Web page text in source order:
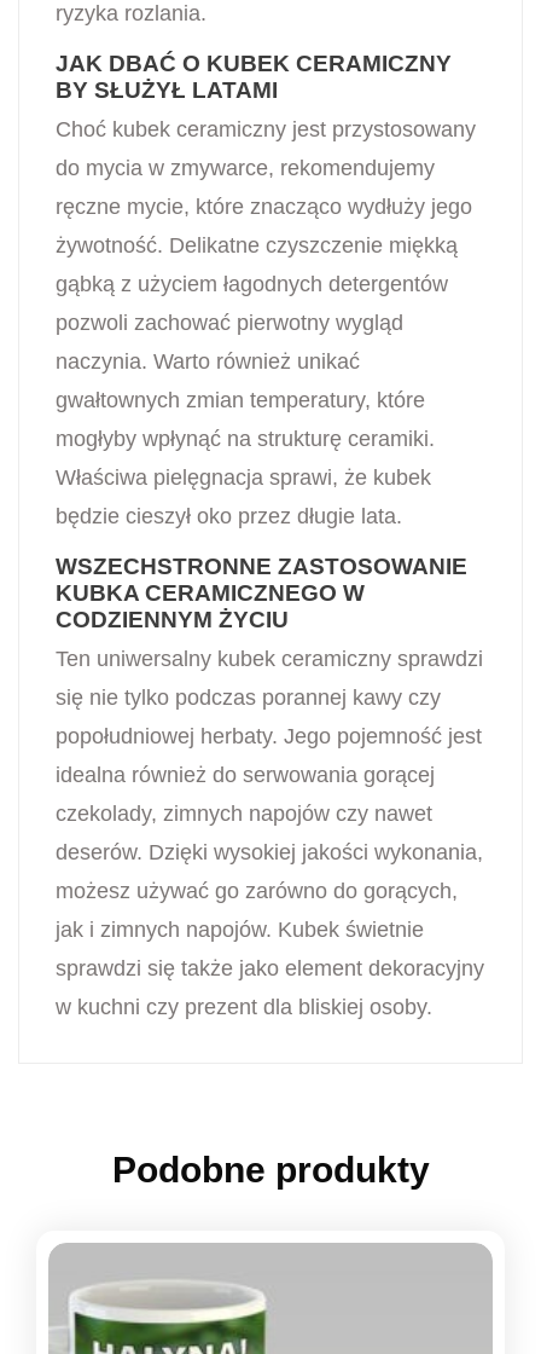
ryzyka rozlania.
JAK DBAĆ O KUBEK CERAMICZNY
BY SŁUŻYŁ LATAMI
Choć kubek ceramiczny jest przystosowany
do mycia w zmywarce, rekomendujemy
ręczne mycie, które znacząco wydłuży jego
żywotność. Delikatne czyszczenie miękką
gąbką z użyciem łagodnych detergentów
pozwoli zachować pierwotny wygląd
naczynia. Warto również unikać
gwałtownych zmian temperatury, które
mogłyby wpłynąć na strukturę ceramiki.
Właściwa pielęgnacja sprawi, że kubek
będzie cieszył oko przez długie lata.
WSZECHSTRONNE ZASTOSOWANIE
KUBKA CERAMICZNEGO W
CODZIENNYM ŻYCIU
Ten uniwersalny kubek ceramiczny sprawdzi
się nie tylko podczas porannej kawy czy
popołudniowej herbaty. Jego pojemność jest
idealna również do serwowania gorącej
czekolady, zimnych napojów czy nawet
deserów. Dzięki wysokiej jakości wykonania,
możesz używać go zarówno do gorących,
jak i zimnych napojów. Kubek świetnie
sprawdzi się także jako element dekoracyjny
w kuchni czy prezent dla bliskiej osoby.
Podobne produkty